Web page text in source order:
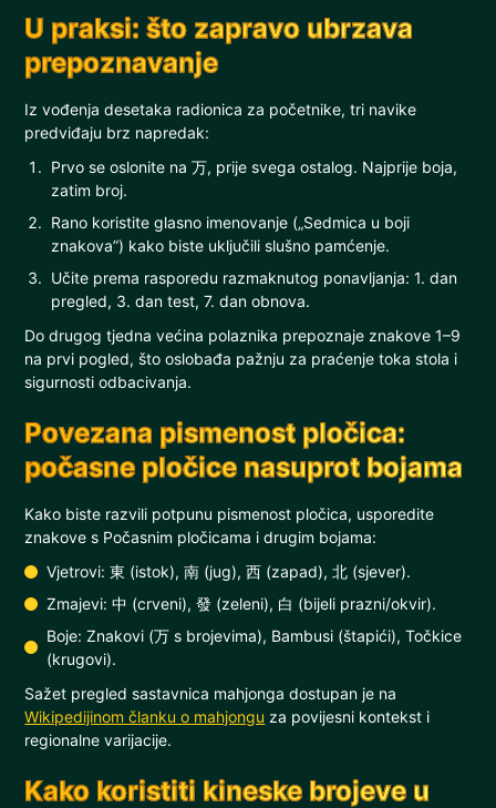
U praksi: što zapravo ubrzava
prepoznavanje
Iz vođenja desetaka radionica za početnike, tri navike
predviđaju brz napredak:
Prvo se oslonite na 万, prije svega ostalog. Najprije boja,
zatim broj.
Rano koristite glasno imenovanje („Sedmica u boji
znakova”) kako biste uključili slušno pamćenje.
Učite prema rasporedu razmaknutog ponavljanja: 1. dan
pregled, 3. dan test, 7. dan obnova.
Do drugog tjedna većina polaznika prepoznaje znakove 1–9
na prvi pogled, što oslobađa pažnju za praćenje toka stola i
sigurnosti odbacivanja.
Povezana pismenost pločica:
počasne pločice nasuprot bojama
Kako biste razvili potpunu pismenost pločica, usporedite
znakove s Počasnim pločicama i drugim bojama:
Vjetrovi: 東 (istok), 南 (jug), 西 (zapad), 北 (sjever).
Zmajevi: 中 (crveni), 發 (zeleni), 白 (bijeli prazni/okvir).
Boje: Znakovi (万 s brojevima), Bambusi (štapići), Točkice
(krugovi).
Sažet pregled sastavnica mahjonga dostupan je na
Wikipedijinom članku o mahjongu za povijesni kontekst i
regionalne varijacije.
Kako koristiti kineske brojeve u